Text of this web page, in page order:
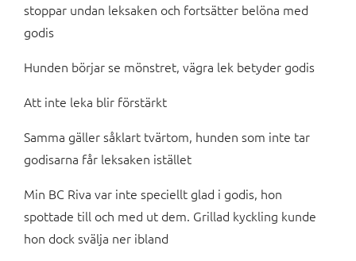
stoppar undan leksaken och fortsätter belöna med
godis
Hunden börjar se mönstret, vägra lek betyder godis
Att inte leka blir förstärkt
Samma gäller såklart tvärtom, hunden som inte tar
godisarna får leksaken istället
Min BC Riva var inte speciellt glad i godis, hon
spottade till och med ut dem. Grillad kyckling kunde
hon dock svälja ner ibland